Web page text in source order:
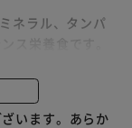
ネラル、タンパ
」をもとにし
います。あらか